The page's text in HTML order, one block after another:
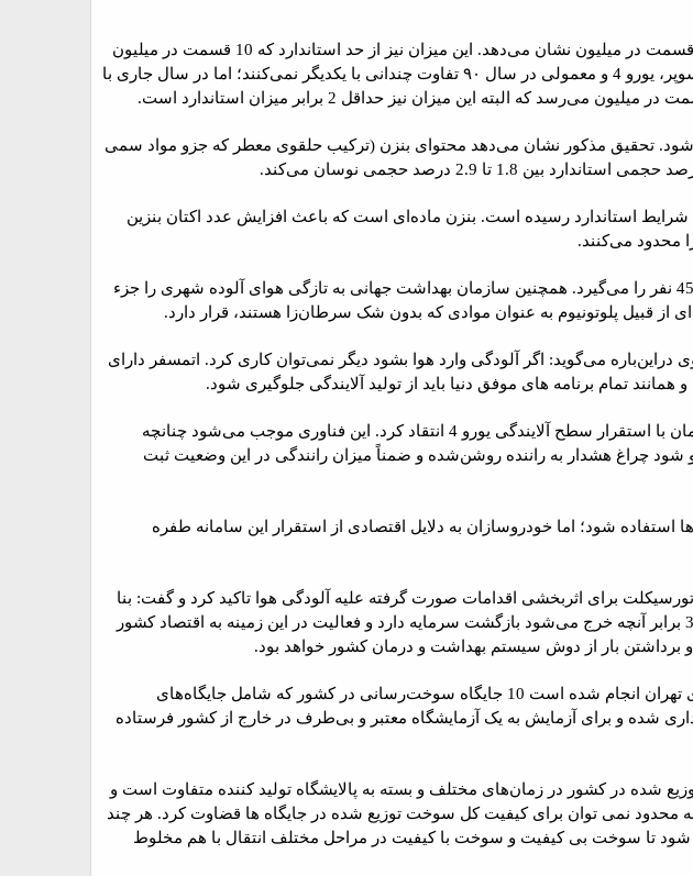
همچنین بررسی نمونه‌های بنزین سال 1390 سطح گوگرد بنزین را در حدود 180 قسمت در میلیون نشان می‌دهد. این میزان نیز از حد استاندارد که 10 قسمت در میلیون
به شمار می آید، بسیار فراتر رفته است. جالب آنکه میزان گوگرد در بنزین‌های سوپر، یورو 4 و معمولی در سال ۹۰ تفاوت چندانی با یکدیگر نمی‌کنند؛ اما در سال جاری با
نسبت به سال‌های 90 و 91 تغییری مشاهده نمی‌شود. تحقیق مذکور نشان می‌دهد محتوای بنزن (ترکیب حلقوی معطر که جزو مواد سمی
به میزان زیادی کاهش‌ یافته و به شرایط استاندارد رسیده است. بنزن ماده‌ای است که باعث افزایش عدد اکتان بنزین
محدود می‌کنند.
در سال 2000 توسط بانک جهانی اعلام شد، آلودگی هوا در ایران سالانه جان 4500 نفر را می‌گیرد. همچنین سازمان بهداشت جهانی به تازگی هوای آلوده شهری را جزء
دراین‌باره می‌گوید: اگر آلودگی وارد هوا بشود دیگر نمی‌توان کاری کرد. اتمسفر دارای
تمام برنامه های موفق دنیا باید از تولید آلایندگی جلوگیری شود.
وی همچنین از بی‌توجهی خودروسازها به فناوری EOBD و عدم استقرار آن همزمان با استقرار سطح آلایندگی یورو 4 انتقاد کرد. این فناوری موجب می‌شود چنانچه
چراغ هشدار به راننده روشن‌شده و ضمناً میزان رانندگی در این وضعیت ثبت
استفاده شود؛ اما خودروسازان به دلایل اقتصادی از استقرار این سامانه طفره
برای اثربخشی اقدامات صورت گرفته علیه آلودگی هوا تاکید کرد و گفت: بنا
بر تحقیقات انجام شده در سطح جهان سرمایه گذاری برای کنترل آلودگی هوا 30 برابر آنچه خرج می‌شود بازگشت سرمایه دارد و فعالیت در این زمینه به اقتصاد کشور
برداشتن بار از دوش سیستم بهداشت و درمان کشور خواهد بود.
برای انجام این تحقیق که با حمایت شرکت کنترل کیفیت هوا وابسته به شهرداری تهران انجام شده است 10 جایگاه سوخت‌رسانی در کشور که شامل جایگاه‌های
چندماهه نمونه‌برداری شده و برای آزمایش به یک آزمایشگاه معتبر و بی‌طرف در خارج از کشور فرستاده
شده در کشور در زمان‌های مختلف و بسته به پالایشگاه تولید کننده متفاوت است و
محدود نمی توان برای کیفیت کل سوخت توزیع شده در جایگاه ها قضاوت کرد. هر چند
شود تا سوخت بی کیفیت و سوخت با کیفیت در مراحل مختلف انتقال با هم مخلوط